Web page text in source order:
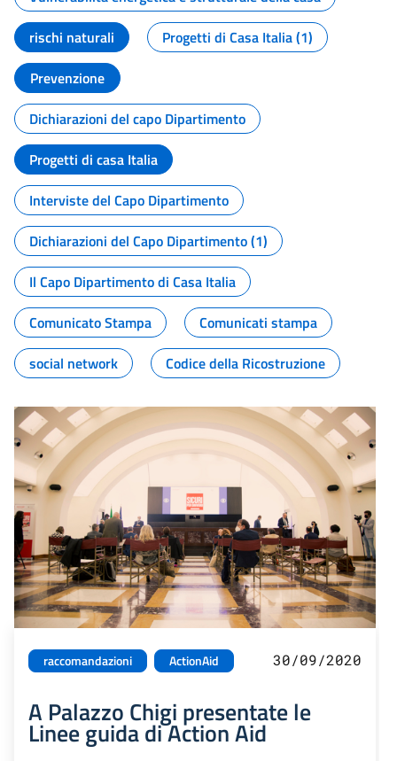
rischi naturali
Progetti di Casa Italia (1)
Prevenzione
Dichiarazioni del capo Dipartimento
Progetti di casa Italia
Interviste del Capo Dipartimento
Dichiarazioni del Capo Dipartimento (1)
Il Capo Dipartimento di Casa Italia
Comunicato Stampa
Comunicati stampa
social network
Codice della Ricostruzione
raccomandazioni ActionAid 30/09/2020
A Palazzo Chigi presentate le
Linee guida di Action Aid